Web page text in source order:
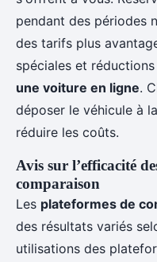
pendant des périodes
des tarifs plus
spéciales et
une voiture en ligne.
déposer le véhicule à
réduire les coûts.
Avis sur l’efficacité
comparaison
Les plateformes de
des résultats variés
utilisations des